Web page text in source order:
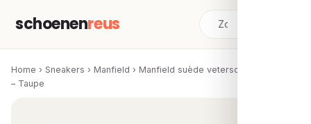
schoenenreus
Home › Sneakers › Manfield › Manfield suède veterschoenen beige
– Taupe